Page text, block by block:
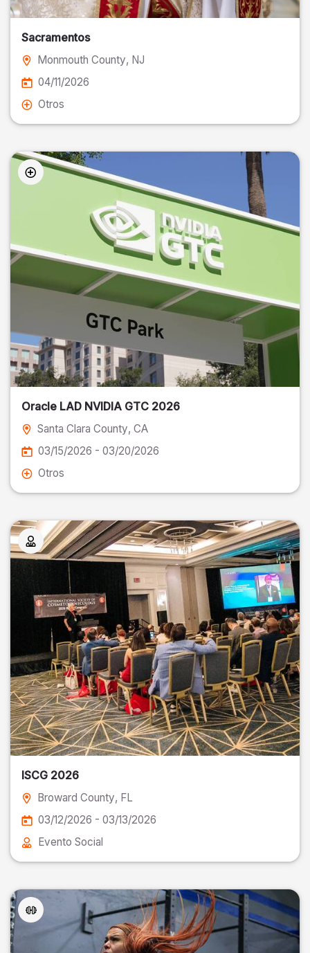
Sacramentos
Monmouth County, NJ
04/11/2026
Otros
Oracle LAD NVIDIA GTC 2026
Santa Clara County, CA
03/15/2026 - 03/20/2026
Otros
ISCG 2026
Broward County, FL
03/12/2026 - 03/13/2026
Evento Social